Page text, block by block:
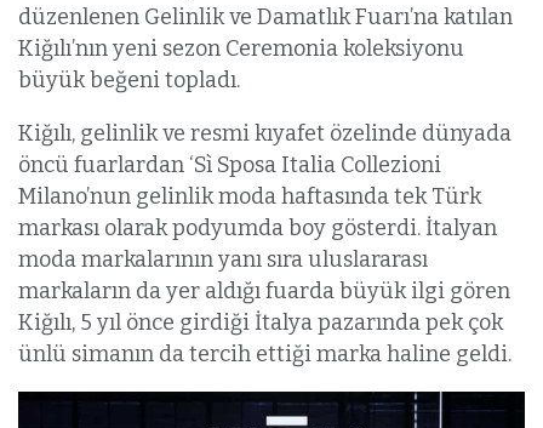
düzenlenen Gelinlik ve Damatlık Fuarı’na katılan
Kiğılı’nın yeni sezon Ceremonia koleksiyonu
büyük beğeni topladı.
Kiğılı, gelinlik ve resmi kıyafet özelinde dünyada
öncü fuarlardan ‘Sì Sposa Italia Collezioni
Milano’nun gelinlik moda haftasında tek Türk
markası olarak podyumda boy gösterdi. İtalyan
moda markalarının yanı sıra uluslararası
markaların da yer aldığı fuarda büyük ilgi gören
Kiğılı, 5 yıl önce girdiği İtalya pazarında pek çok
ünlü simanın da tercih ettiği marka haline geldi.